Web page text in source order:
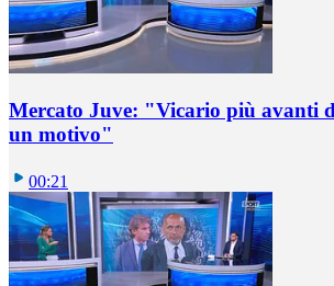
Mercato Juve: "Vicario più avanti
un motivo"
00:21